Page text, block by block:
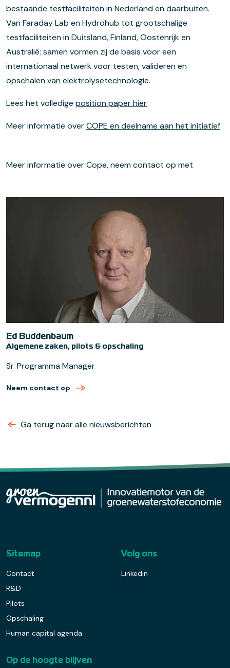
bestaande testfaciliteiten in Nederland en daarbuiten.
Van Faraday Lab en Hydrohub tot grootschalige
testfaciliteiten in Duitsland, Finland, Oostenrijk en
Australië: samen vormen zij de basis voor een
internationaal netwerk voor testen, valideren en
opschalen van elektrolysetechnologie.
Lees het volledige position paper hier
Meer informatie overCOPE en deelname aan het initiatief
Meer informatie over Cope, neem contact op met
Ed Buddenbaum
Algemene zaken, pilots & opschaling
Sr. Programma Manager
Neem contact op met Ed Buddenbaum (verzend email)
Ga terug naar alle nieuwsberichten
Sitemap
Contact
R&D
Pilots
Opschaling
Human capital agenda
Volg ons
Linkedin
Op de hoogte blijven